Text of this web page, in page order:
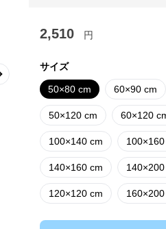
slide
2,510 円
サイズ
50×80 cm 60×90 cm
50×120 cm 60×120
100×140 cm
140×160 cm
120×120 cm